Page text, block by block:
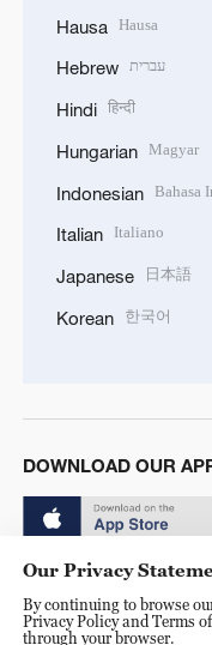
Hausa Hausa
Hebrew עברית
Hindi हिन्दी
Hungarian Magyar
Indonesian Bahasa
Italian Italiano
Japanese 日本語
Korean 한국어
DOWNLOAD OUR
Our Privacy
By continuing to browse
Privacy Policy and Terms
through your browser.